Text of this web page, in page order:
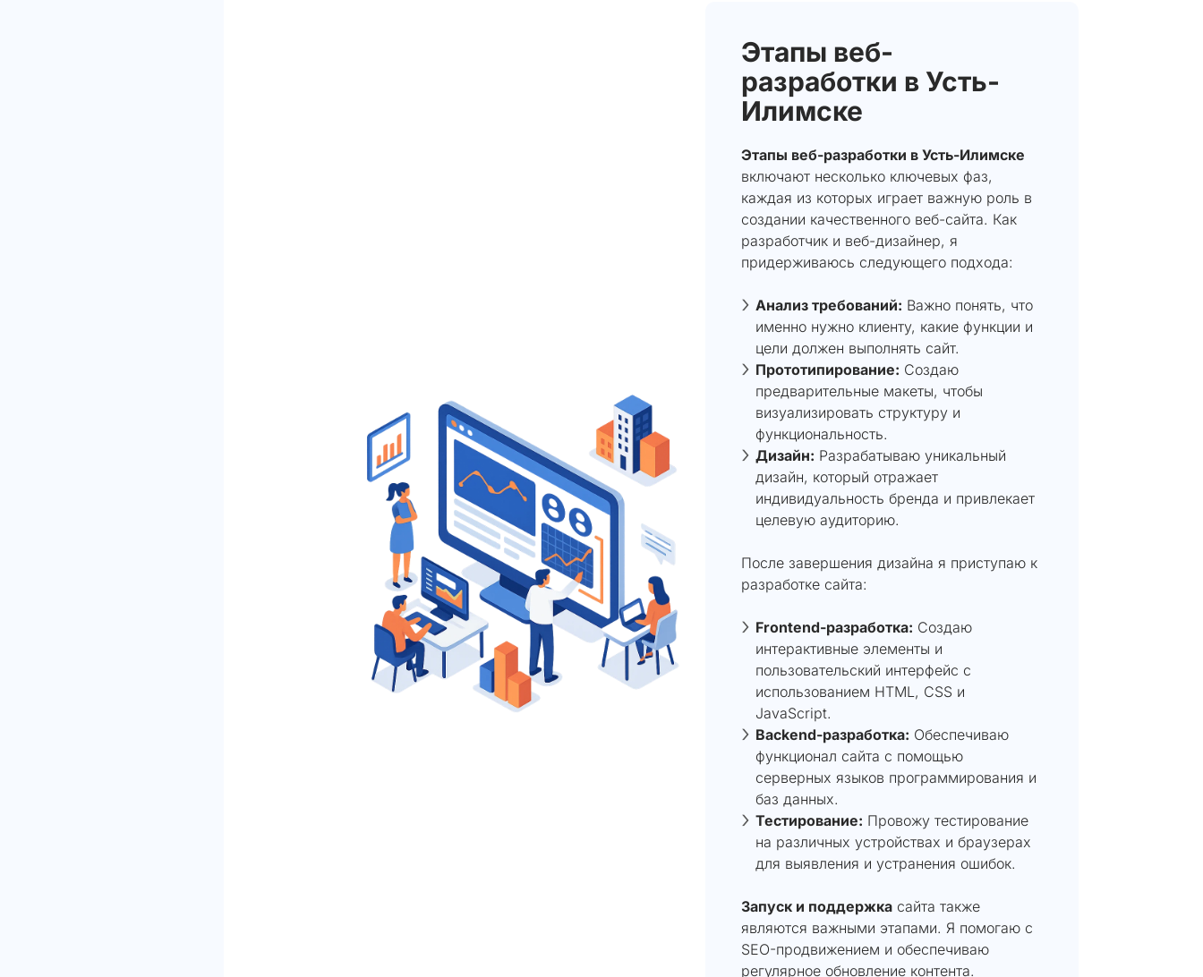
Этапы веб-
разработки в Усть-
Илимске
Этапы веб-разработки в Усть-Илимске
включают несколько ключевых фаз,
каждая из которых играет важную роль в
создании качественного веб-сайта. Как
разработчик и веб-дизайнер, я
придерживаюсь следующего подхода:
Анализ требований: Важно понять, что
именно нужно клиенту, какие функции и
цели должен выполнять сайт.
Прототипирование: Создаю
предварительные макеты, чтобы
визуализировать структуру и
функциональность.
Дизайн: Разрабатываю уникальный
дизайн, который отражает
индивидуальность бренда и привлекает
целевую аудиторию.
После завершения дизайна я приступаю к
разработке сайта:
Frontend-разработка: Создаю
интерактивные элементы и
пользовательский интерфейс с
использованием HTML, CSS и
JavaScript.
Backend-разработка: Обеспечиваю
функционал сайта с помощью
серверных языков программирования и
баз данных.
Тестирование: Провожу тестирование
на различных устройствах и браузерах
для выявления и устранения ошибок.
Запуск и поддержкасайта также
являются важными этапами. Я помогаю с
SEO-продвижением и обеспечиваю
регулярное обновление контента.